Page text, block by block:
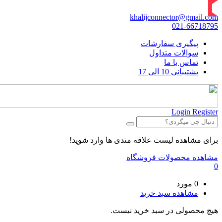
khalijconnector@gmail.com
021-66718795
پیگیری سفارشات
سوالات متداول
تماس با ما
پشتیبانی 10 الی 17
Login Register
برای مشاهده لیست علاقه مندی ها وارد شوید!
مشاهده محصولات فروشگاه
0
0 مورد
مشاهده سبد خرید
هیچ محصولی در سبد خرید نیست.